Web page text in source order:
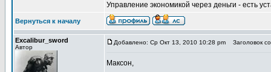
Управление экономикой через деньги - есть
Вернуться к началу
Excalibur_sword
Автор
Добавлено: Ср Окт 13, 2010 10:28 pm Заголовок
Максон,